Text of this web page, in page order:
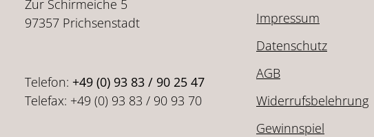
Zur Schirmeiche 5
97357 Prichsenstadt
Telefon: +49 (0) 93 83 / 90 25 47
Telefax: +49 (0) 93 83 / 90 93 70
Impressum
Datenschutz
AGB
Widerrufsbelehrung
Gewinnspiel